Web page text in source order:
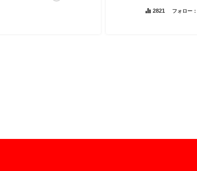
2821 フォロー：